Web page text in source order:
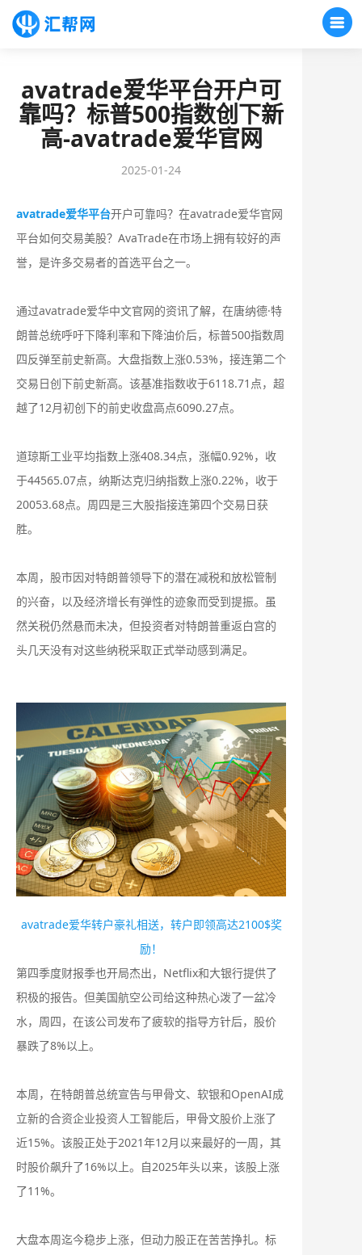
avatrade爱华平台开户可
靠吗？标普500指数创下新
高-avatrade爱华官网
2025-01-24
avatrade爱华平台开户可靠吗？在avatrade爱华官网
平台如何交易美股？AvaTrade在市场上拥有较好的声
誉，是许多交易者的首选平台之一。
通过avatrade爱华中文官网的资讯了解，在唐纳德·特
朗普总统呼吁下降利率和下降油价后，标普500指数周
四反弹至前史新高。大盘指数上涨0.53%，接连第二个
交易日创下前史新高。该基准指数收于6118.71点，超
越了12月初创下的前史收盘高点6090.27点。
道琼斯工业平均指数上涨408.34点，涨幅0.92%，收
于44565.07点，纳斯达克归纳指数上涨0.22%，收于
20053.68点。周四是三大股指接连第四个交易日获
胜。
本周，股市因对特朗普领导下的潜在减税和放松管制
的兴奋，以及经济增长有弹性的迹象而受到提振。虽
然关税仍然悬而未决，但投资者对特朗普重返白宫的
头几天没有对这些纳税采取正式举动感到满足。
avatrade爱华转户豪礼相送，转户即领高达2100$奖
励！
第四季度财报季也开局杰出，Netflix和大银行提供了
积极的报告。但美国航空公司给这种热心泼了一盆冷
水，周四，在该公司发布了疲软的指导方针后，股价
暴跌了8%以上。
本周，在特朗普总统宣告与甲骨文、软银和OpenAI成
立新的合资企业投资人工智能后，甲骨文股价上涨了
近15%。该股正处于2021年12月以来最好的一周，其
时股价飙升了16%以上。自2025年头以来，该股上涨
了11%。
大盘本周迄今稳步上涨，但动力股正在苦苦挣扎。标